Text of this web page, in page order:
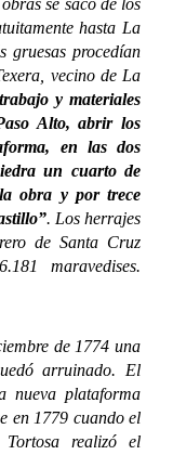
se sacó de los
hasta La
gruesas procedían
vecino de La
y materiales
Alto, abrir los
en las dos
un cuarto de
obra y por trece
. Los herrajes
de Santa Cruz
maravedises.
de 1774 una
arruinado. El
nueva plataforma
en 1779 cuando el
realizó el